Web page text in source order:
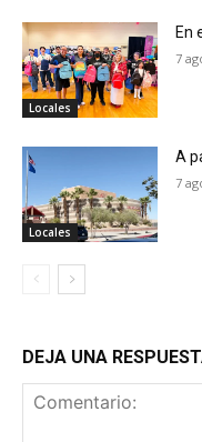
Locales
En
7
Locales
A
7
DEJA UNA